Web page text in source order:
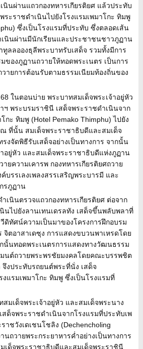
นินผ่านแถวกองทหารเกียรติยศ แล้วประทับ
ระราชดำเนินไปยังโรงแรมเพมาโกะ ทิมพู
ซึ่งเป็นโรงแรมที่ประทับ ซึ่งตลอดเส้น
เนินผ่านมีนักเรียนและประชาชนชาวภูฏาน
ทูลลอองธุลีพระบาทรับเสด็จ รวมทั้งมีการ
ของภูฏานถวายให้ทอดพระเนตร เป็นการ
วายการต้อนรับตามธรรมเนียมท้องถิ่นของ
ในตอนบ่าย พระบาทสมเด็จพระเจ้าอยู่หัว
ฯ พระบรมราชินี เสด็จพระราชดำเนินจาก
กะ ทิมพู (Hotel Pemako Thimphu) ไปยัง
ที่นั้น สมเด็จพระราชาธิบดีและสมเด็จ
งจัดพิธีรับเสด็จอย่างเป็นทางการ จากนั้น
อยู่หัว และสมเด็จพระราชาธิบดีแห่งภูฏาน
ยความเคารพ กองทหารเกียรติยศถวาย
บรรเลงเพลงสรรเสริญพระบารมี และ
รภูฏาน
ำเนินตรวจแถวกองทหารเกียรติยศ ต่อจาก
นไปยังลานเทนเดรลทัง เสด็จขึ้นพลับพลาที่
ดิทัศน์ความเป็นมาของโครงการฝึกอบรม
จิตอาสาเดซุง การแสดงขบวนพาเหรดโดย
นั้นทอดพระเนตรการแสดงทางวัฒนธรรม
นต์ถวายพระพรชัยมงคลโดยคณะบรรพชิต
งประทับรถยนต์พระที่นั่ง เสด็จ
แรมเพมาโกะ ทิมพู ซึ่งเป็นโรงแรมที่
มเด็จพระเจ้าอยู่หัว และสมเด็จพระนาง
สด็จพระราชดำเนินจากโรงแรมที่ประทับเพ
าชวังเดเชนโชลิง (Dechencholing
นถวายพระกระยาหารค่ำอย่างเป็นทางการ
เด็จพระราชาธิบดีและสมเด็จพระราชินี